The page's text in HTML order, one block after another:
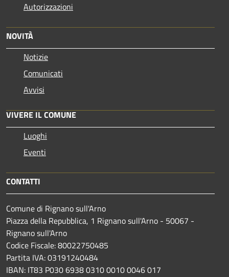
Autorizzazioni
NOVITÀ
Notizie
Comunicati
Avvisi
VIVERE IL COMUNE
Luoghi
Eventi
CONTATTI
Comune di Rignano sull'Arno
Piazza della Repubblica, 1 Rignano sull'Arno - 50067 -
Rignano sull'Arno
Codice Fiscale: 80022750485
Partita IVA: 03191240484
IBAN: IT83 P030 6938 0310 0010 0046 017